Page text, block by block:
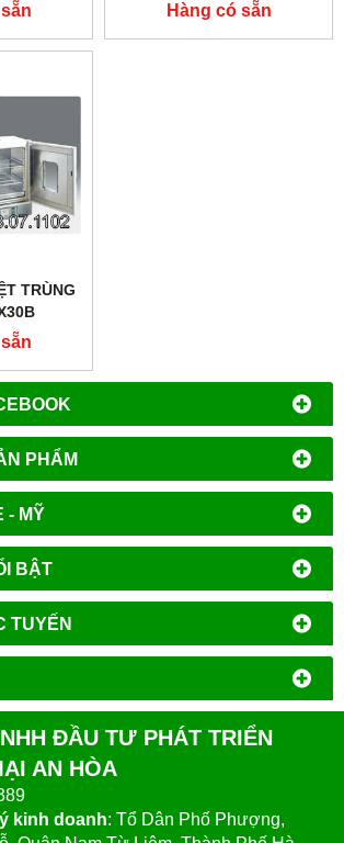
PHẨM
- MỸ
BẬT
TUYẾN
Hàng có sẵn
TRÙNG
ĐẦU TƯ PHÁT TRIỂN
AN HÒA
kinh doanh: Tổ Dân Phố Phượng,